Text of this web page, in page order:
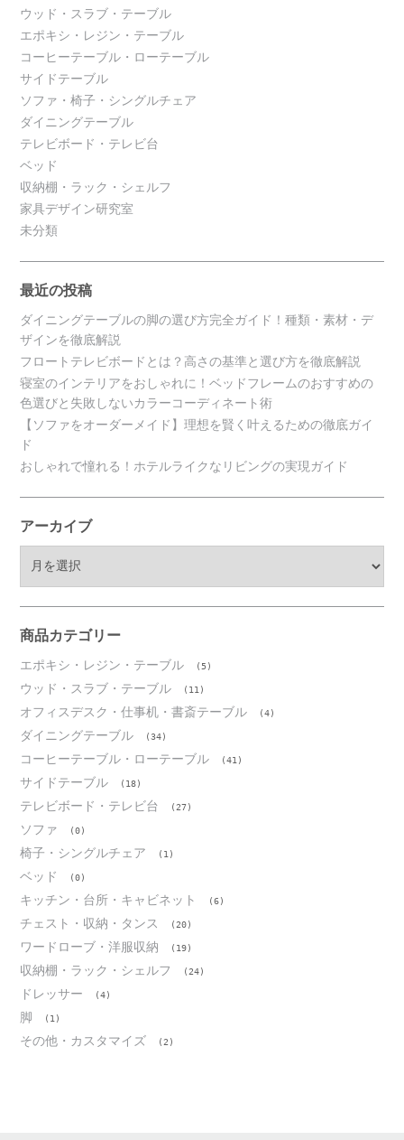
ウッド・スラブ・テーブル
エポキシ・レジン・テーブル
コーヒーテーブル・ローテーブル
サイドテーブル
ソファ・椅子・シングルチェア
ダイニングテーブル
テレビボード・テレビ台
ベッド
収納棚・ラック・シェルフ
家具デザイン研究室
未分類
最近の投稿
ダイニングテーブルの脚の選び方完全ガイド！種類・素材・デ
ザインを徹底解説
フロートテレビボードとは？高さの基準と選び方を徹底解説
寝室のインテリアをおしゃれに！ベッドフレームのおすすめの
色選びと失敗しないカラーコーディネート術
【ソファをオーダーメイド】理想を賢く叶えるための徹底ガイ
ド
おしゃれで憧れる！ホテルライクなリビングの実現ガイド
アーカイブ
ブ
商品カテゴリー
エポキシ・レジン・テーブル (5)
ウッド・スラブ・テーブル (11)
オフィスデスク・仕事机・書斎テーブル (4)
ダイニングテーブル (34)
コーヒーテーブル・ローテーブル (41)
サイドテーブル (18)
テレビボード・テレビ台 (27)
ソファ (0)
椅子・シングルチェア (1)
ベッド (0)
キッチン・台所・キャビネット (6)
チェスト・収納・タンス (20)
ワードローブ・洋服収納 (19)
収納棚・ラック・シェルフ (24)
ドレッサー (4)
脚 (1)
その他・カスタマイズ (2)